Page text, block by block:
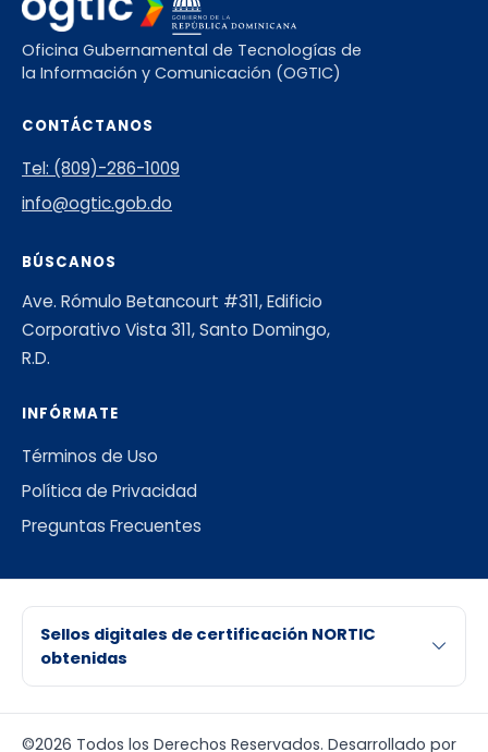
Oficina Gubernamental de Tecnologías de
la Información y Comunicación (OGTIC)
CONTÁCTANOS
Tel: (809)-286-1009
info@ogtic.gob.do
BÚSCANOS
Ave. Rómulo Betancourt #311, Edificio
Corporativo Vista 311, Santo Domingo,
R.D.
INFÓRMATE
Términos de Uso
Política de Privacidad
Preguntas Frecuentes
Sellos digitales de certificación NORTIC
obtenidas
©2026 Todos los Derechos Reservados. Desarrollado por